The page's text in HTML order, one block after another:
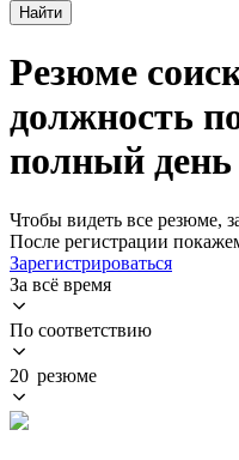
Найти
Резюме
должность
полный
Чтобы видеть все резюме,
После регистрации
Зарегистрироваться
За всё время
По соответствию
20 резюме